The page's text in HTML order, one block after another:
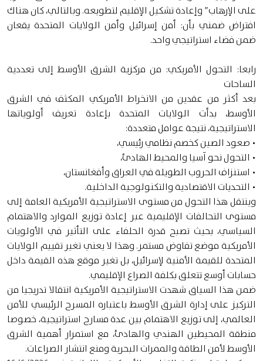
على الإرهاب” وإعادة تشكيل الإقليم لتطويعه. وبالتالي، كان هناك
افتراض ضمني بأن: أمن إسرائيل وأمن الولايات المتحدة يقعان
ضمن فضاء استراتيجي واحد.
رابعا: التحول الأمريكي: من مركزية الشرق الأوسط إلى تعددية
الساحات
بعد أكثر من عقدين من الانخراط الأمريكي المكثف في الشرق
الأوسط، بدأت الولايات المتحدة بإعادة تعريف أولوياتها
الاستراتيجية، نتيجة عوامل متعددة:
• صعود الصين كخصم نظامي رئيسي،
• التحول نحو آسيا والمحيط الهادئ،
• استنزاف الحروب الطويلة في العراق وأفغانستان،
• التحديات الاقتصادية والتكنولوجية الداخلية.
وينتقل هذا التحول من مستوى الاستراتيجية الأمريكية العامة إلى
مستوى التحالفات الإقليمية عبر إعادة توزيع الموارد والاهتمام
السياسي، بحيث تصبح قدرة الحلفاء على التأثير في الأولويات
الأمريكية موضع تفاوض مستمر. وهذا لا يعني تغير تقييم الولايات
المتحدة للقيمة الأمنية لإسرائيل، بل تغير موقع هذه القيمة داخل
حسابات أوسع تتعلق بكلفة الصراع الإقليمي.
ضمن هذا السياق شهدت الاستراتيجية الأمريكية انتقالا تدريجيا من
التركيز على إدارة الشرق الأوسط باعتباره المسرح الرئيسي للأمن
العالمي، إلى توزيع الاهتمام بين عدة مسارح استراتيجية، خصوصا
منطقة المحيطين الهندي والهادئ، مع استمرار أهمية الشرق
الأوسط لأمن الطاقة والممرات البحرية ومنع انتشار الصراعات.